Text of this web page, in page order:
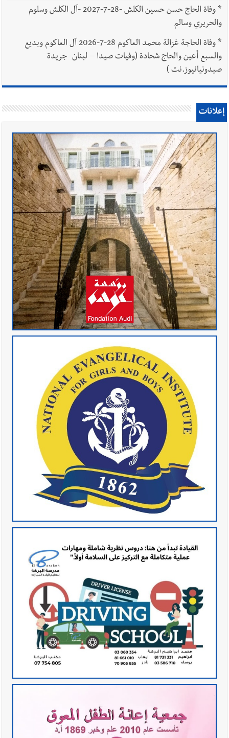
*
وفاة الحاج حسن حسين الكلش -28-7-2027 -آل الكلش وسلوم
والحريري وسالم
*
وفاة الحاجة غزالة محمد العاكوم 28-7-2026 آل العاكوم وبديع
والسبع أعين والحاج شحادة (وفيات صيدا – لبنان- جريدة
صيدونيانيوز.نت )
إعلانات